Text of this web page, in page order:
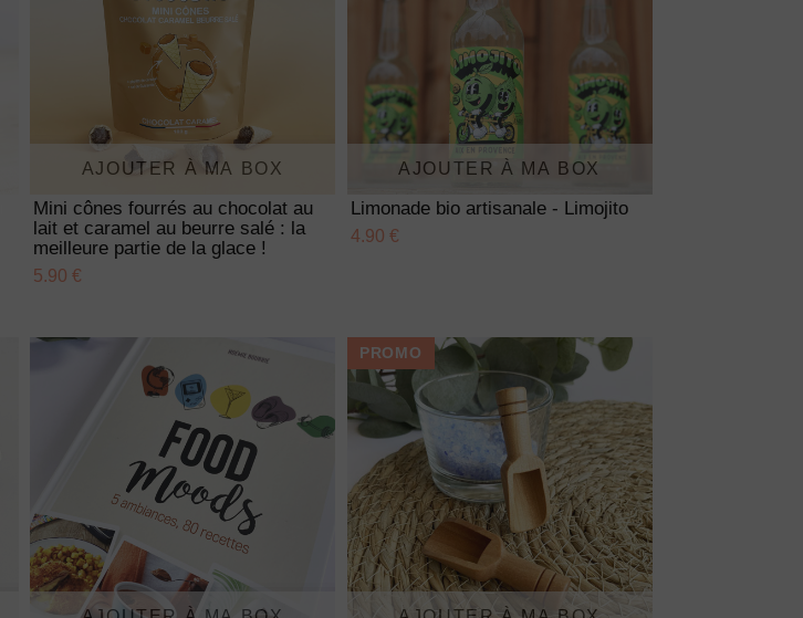
AJOUTER À MA BOX
Mini cônes fourrés au chocolat au
lait et caramel au beurre salé : la
meilleure partie de la glace !
5.90 €
AJOUTER À MA BOX
Limonade bio artisanale - Limojito
4.90 €
PROMO